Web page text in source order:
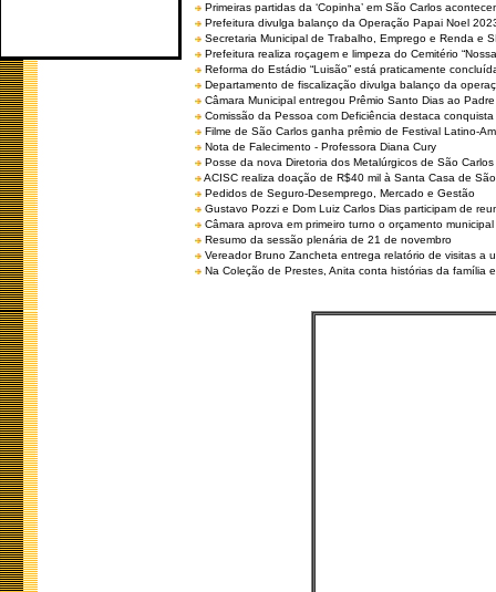
Primeiras partidas da ‘Copinha’ em São Carlos
Prefeitura divulga balanço da Operação Papai Noel
Secretaria Municipal de Trabalho, Emprego e Renda e
Prefeitura realiza roçagem e limpeza do Cemitério
Reforma do Estádio “Luisão” está praticamente
Departamento de fiscalização divulga balanço da
Câmara Municipal entregou Prêmio Santo Dias ao
Comissão da Pessoa com Deficiência destaca
Filme de São Carlos ganha prêmio de Festival Latino-
Nota de Falecimento - Professora Diana Cury
Posse da nova Diretoria dos Metalúrgicos de São
ACISC realiza doação de R$40 mil à Santa Casa de
Pedidos de Seguro-Desemprego, Mercado e Gestão
Gustavo Pozzi e Dom Luiz Carlos Dias participam de
Câmara aprova em primeiro turno o orçamento
Resumo da sessão plenária de 21 de novembro
Vereador Bruno Zancheta entrega relatório de visitas a
Na Coleção de Prestes, Anita conta histórias da família